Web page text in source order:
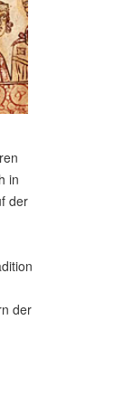
in
der
der